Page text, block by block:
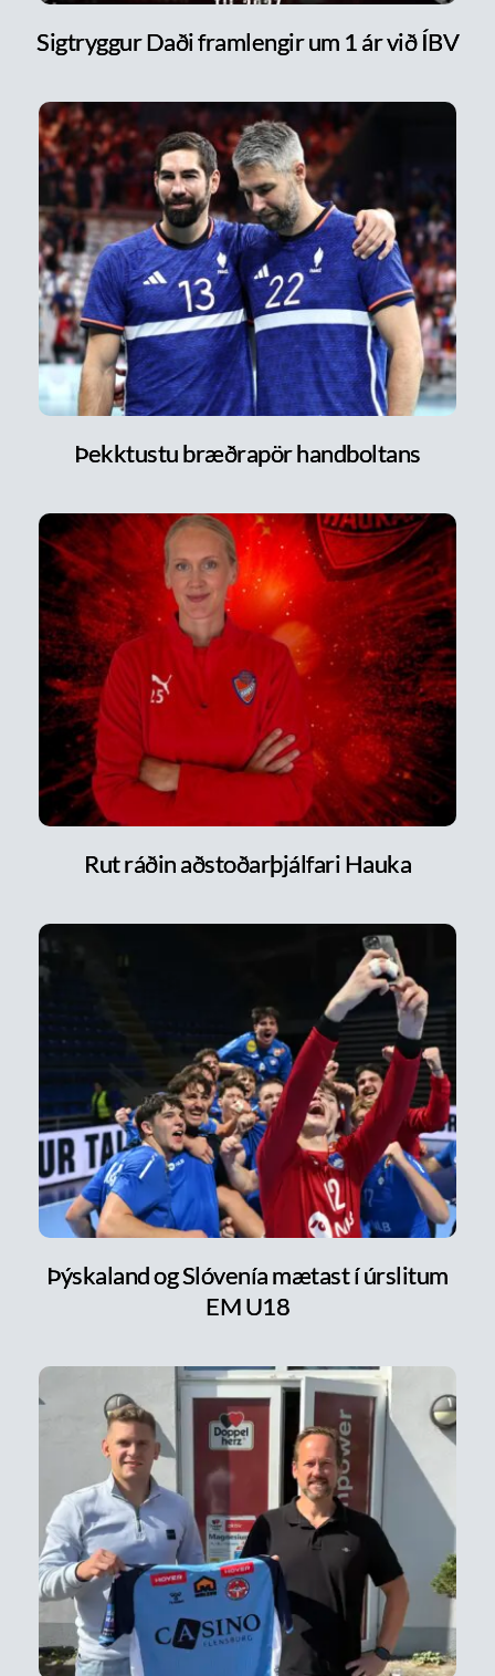
Sigtryggur Daði framlengir um 1 ár við ÍBV
Þekktustu bræðrapör handboltans
Rut ráðin aðstoðarþjálfari Hauka
Þýskaland og Slóvenía mætast í úrslitum
EM U18